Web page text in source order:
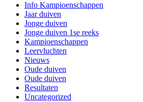
Info Kampioenschappen
Jaar duiven
Jonge duiven
Jonge duiven 1se reeks
Kampioenschappen
Leervluchten
Nieuws
Oude duiven
Oude duiven
Resultaten
Uncategorized